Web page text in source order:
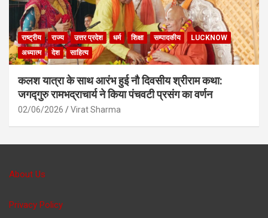
राष्ट्रीय राज्य उत्तर प्रदेश धर्म शिक्षा सम्पादकीय
LUCKNOW
अध्यात्म
देश साहित्य
कलश यात्रा के साथ आरंभ हुई नौ दिवसीय श्रीराम कथा:
जगद्गुरु रामभद्राचार्य ने किया पंचवटी प्रसंग का वर्णन
02/06/2026 Virat Sharma
About Us
Privacy Policy